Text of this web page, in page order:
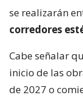
se realizarán
corredores
Cabe señalar
inicio de las
de 2027 o